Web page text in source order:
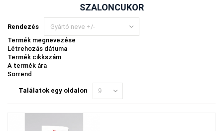
SZALONCUKOR
Rendezés
Gyártó neve +/-
Termék megnevezése
Létrehozás dátuma
Termék cikkszám
A termék ára
Sorrend
Találatok egy oldalon